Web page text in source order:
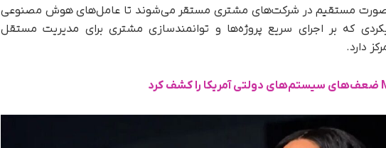
به‌ صورت مستقیم در شرکت‌های مشتری مستقر می‌شوند تا عامل‌های هوش مصنوعی
که بر اجرای سریع پروژه‌ها و توانمندسازی مشتری برای مدیریت مستقل
دارد.